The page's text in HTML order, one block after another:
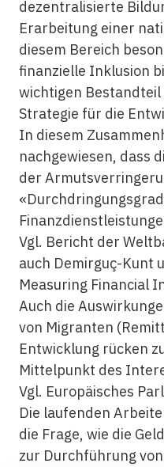
dezentralisierte
Erarbeitung einer
diesem Bereich
finanzielle Inklusion
wichtigen
Strategie für die
In diesem
nachgewiesen, dass
der
Vgl. Bericht der
auch Demirguç-Kunt
Measuring Financial
Auch die
von Migranten
Entwicklung rücken
Mittelpunkt des
Vgl. Europäisches
Die laufenden
die Frage, wie die
zur Durchführung